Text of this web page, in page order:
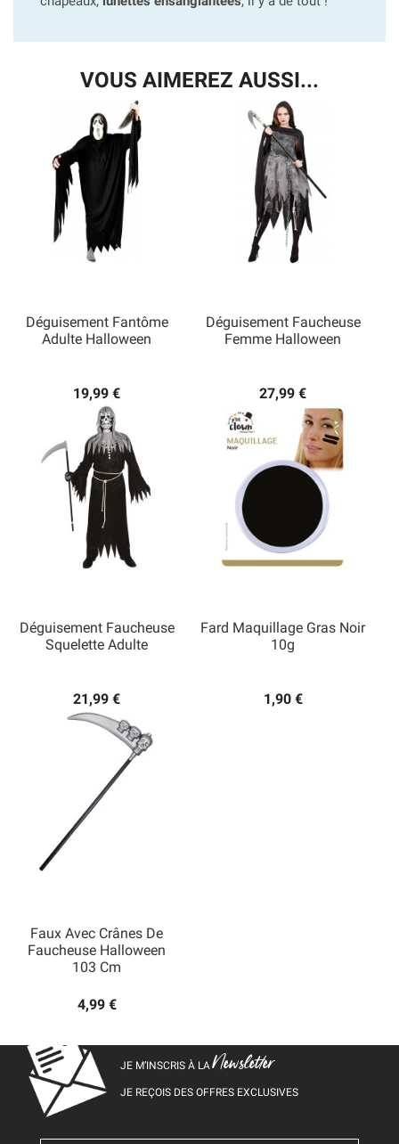
VOUS AIMEREZ AUSSI...
Déguisement Fantôme
Adulte Halloween
19,99 €
Déguisement Faucheuse
Femme Halloween
27,99 €
Déguisement Faucheuse
Squelette Adulte
21,99 €
Fard Maquillage Gras Noir
10g
1,90 €
Faux Avec Crânes De
Faucheuse Halloween
103 Cm
4,99 €
JE M’INSCRIS À LANewsletter
JE REÇOIS DES OFFRES EXCLUSIVES